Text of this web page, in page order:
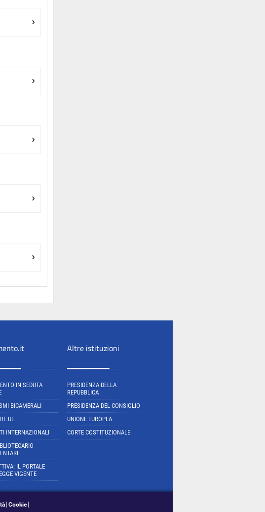
IN SEDUTA
BICAMERALI
UE
INTERNAZIONALI
IL PORTALE
VIGENTE
Altre istituzioni
PRESIDENZA DELLA
REPUBBLICA
PRESIDENZA DEL CONSIGLIO
UNIONE EUROPEA
CORTE COSTITUZIONALE
Cookie